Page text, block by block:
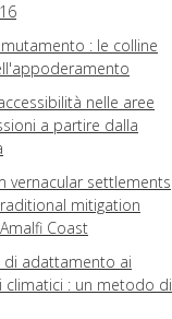
: le colline
nelle aree
a partire dalla
vernacular settlements
mitigation
Coast
di adattamento ai
climatici : un metodo di